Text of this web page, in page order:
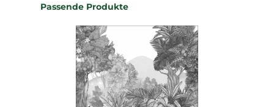
Produktgalerie überspringen
Passende Produkte